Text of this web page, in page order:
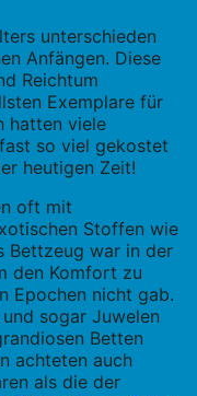
unterschieden
Anfängen. Diese
Reichtum
Exemplare für
hatten viele
so viel gekostet
heutigen Zeit!
oft mit
Stoffen wie
Bettzeug war in der
den Komfort zu
Epochen nicht gab.
sogar Juwelen
Betten
achteten auch
als die der